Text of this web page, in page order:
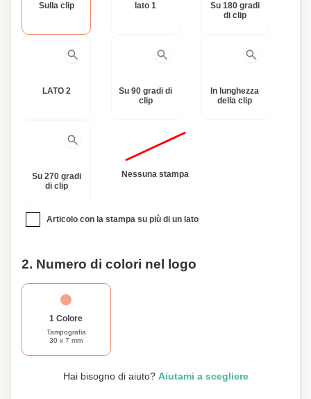
personalizzata con il tuo nome o un messaggio, rendendola
un regalo premuroso e unico per te o per un essere caro.
esperienza di scrittura con la nostra penna a sfera
Sulla clip lato 1
Su 180 gradi
di clip
LATO 2
Su 90 gradi di
clip
In lunghezza
della clip
Su 270 gradi
di clip
Nessuna stampa
Articolo con la stampa su più di un lato
2. Numero di colori nel logo
1 Colore
Tampografia
30 x 7 mm
Hai bisogno di aiuto? Aiutami a scegliere